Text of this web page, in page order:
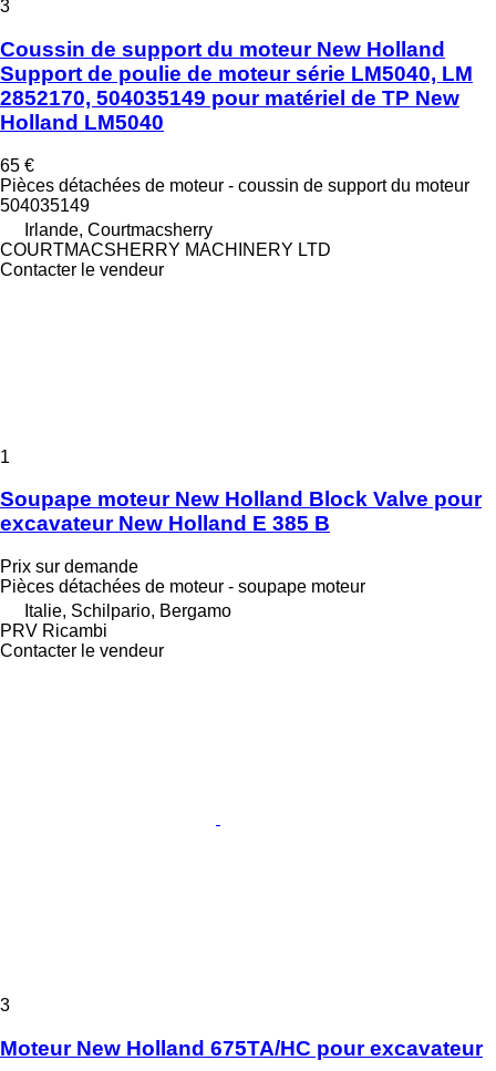
3
Coussin de support du moteur New Holland
Support de poulie de moteur série LM5040, LM
2852170, 504035149 pour matériel de TP New
Holland LM5040
65 €
Pièces détachées de moteur - coussin de support du moteur
504035149
Irlande, Courtmacsherry
COURTMACSHERRY MACHINERY LTD
Contacter le vendeur
1
Soupape moteur New Holland Block Valve pour
excavateur New Holland E 385 B
Prix sur demande
Pièces détachées de moteur - soupape moteur
Italie, Schilpario, Bergamo
PRV Ricambi
Contacter le vendeur
3
Moteur New Holland 675TA/HC pour excavateur